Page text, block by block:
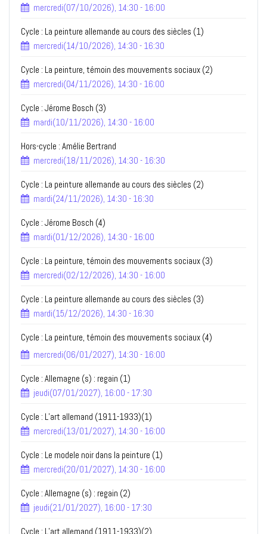
mercredi(07/10/2026), 14:30 - 16:00
Cycle : La peinture allemande au cours des siècles (1)
mercredi(14/10/2026), 14:30 - 16:30
Cycle : La peinture, témoin des mouvements sociaux (2)
mercredi(04/11/2026), 14:30 - 16:00
Cycle : Jérome Bosch (3)
mardi(10/11/2026), 14:30 - 16:00
Hors-cycle : Amélie Bertrand
mercredi(18/11/2026), 14:30 - 16:30
Cycle : La peinture allemande au cours des siècles (2)
mardi(24/11/2026), 14:30 - 16:30
Cycle : Jérome Bosch (4)
mardi(01/12/2026), 14:30 - 16:00
Cycle : La peinture, témoin des mouvements sociaux (3)
mercredi(02/12/2026), 14:30 - 16:00
Cycle : La peinture allemande au cours des siècles (3)
mardi(15/12/2026), 14:30 - 16:30
Cycle : La peinture, témoin des mouvements sociaux (4)
mercredi(06/01/2027), 14:30 - 16:00
Cycle : Allemagne (s) : regain (1)
jeudi(07/01/2027), 16:00 - 17:30
Cycle : L’art allemand (1911-1933)(1)
mercredi(13/01/2027), 14:30 - 16:00
Cycle : Le modele noir dans la peinture (1)
mercredi(20/01/2027), 14:30 - 16:00
Cycle : Allemagne (s) : regain (2)
jeudi(21/01/2027), 16:00 - 17:30
Cycle : L’art allemand (1911-1933)(2)